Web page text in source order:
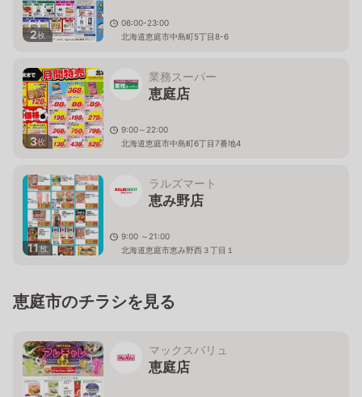
2枚
06:00-23:00
北海道恵庭市中島町5丁目8-6
3枚
業務スーパー
恵庭店
9:00～22:00
北海道恵庭市中島町6丁目7番地4
11枚
ラルズマート
恵み野店
9:00 ～21:00
北海道恵庭市恵み野西３丁目１
恵庭市のチラシを見る
マックスバリュ
恵庭店